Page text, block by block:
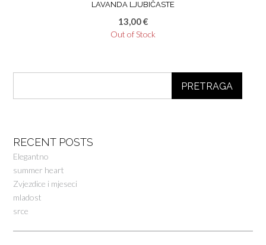
LAVANDA LJUBIČASTE
13,00€
Out of Stock
PRETRAGA
RECENT POSTS
Elegantno
summer heart
Zvjezdice i mjeseci
mladost
srce